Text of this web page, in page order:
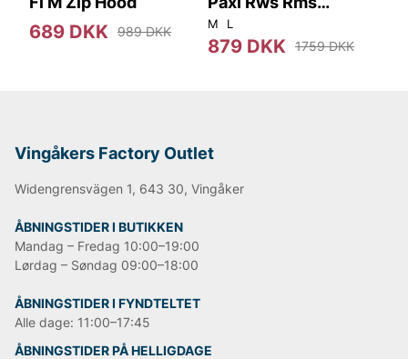
689 DKK 989 DKK
S00002 1CT
M L
879 DKK 1759 DKK
Vingåkers Factory Outlet
Widengrensvägen 1, 643 30, Vingåker
ÅBNINGSTIDER I BUTIKKEN
Mandag – Fredag 10:00–19:00
Lørdag – Søndag 09:00–18:00
ÅBNINGSTIDER I FYNDTELTET
Alle dage: 11:00–17:45
ÅBNINGSTIDER PÅ HELLIGDAGE